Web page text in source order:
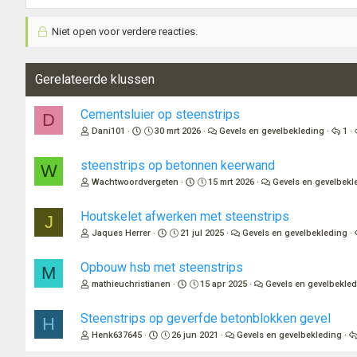
Niet open voor verdere reacties.
Gerelateerde klussen
D Cementsluier op steenstrips
Dani101 30 mrt 2026 Gevels en gevelbekleding 1
W steenstrips op betonnen keerwand
Wachtwoordvergeten 15 mrt 2026 Gevels en
J Houtskelet afwerken met steenstrips
Jaques Herrer 21 jul 2025 Gevels en gevelbekleding
M Opbouw hsb met steenstrips
mathieuchristianen 15 apr 2025 Gevels en
H Steenstrips op geverfde betonblokken gevel
Henk637645 26 jun 2021 Gevels en gevelbekleding